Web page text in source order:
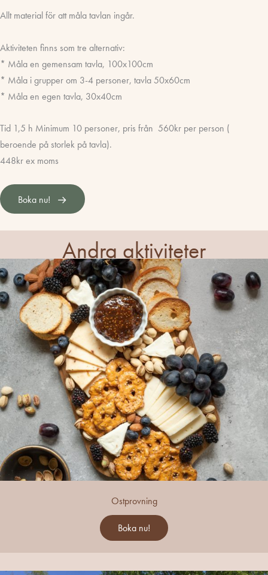
Allt material för att måla tavlan ingår.
Aktiviteten finns som tre alternativ:
* Måla en gemensam tavla, 100x100cm
* Måla i grupper om 3-4 personer, tavla 50x60cm
* Måla en egen tavla, 30x40cm
Tid 1,5 h Minimum 10 personer, pris från 560kr per person (
beroende på storlek på tavla).
448kr ex moms
Boka nu!
Andra aktiviteter
Ostprovning
Boka nu!